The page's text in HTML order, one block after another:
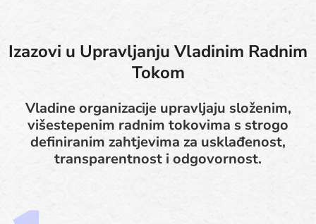
Izazovi u Upravljanju Vladinim Radnim
Tokom
Vladine organizacije upravljaju složenim,
višestepenim radnim tokovima s strogo
definiranim zahtjevima za usklađenost,
transparentnost i odgovornost.